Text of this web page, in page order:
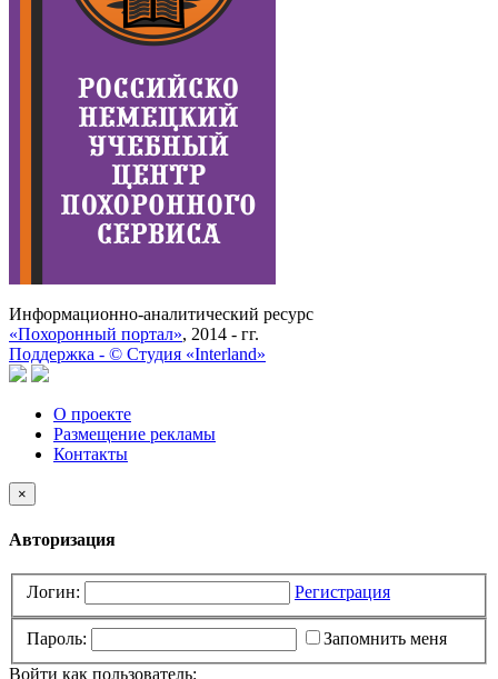
Информационно-аналитический ресурс
«Похоронный портал», 2014 - гг.
Поддержка - © Cтудия «Interland»
О проекте
Размещение рекламы
Контакты
×
Авторизация
Логин: Регистрация
Пароль:
Запомнить меня
Войти как пользователь: